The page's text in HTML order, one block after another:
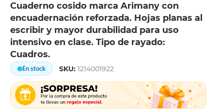
Cuaderno cosido marca Arimany con
encuadernación reforzada. Hojas planas al
escribir y mayor durabilidad para uso
intensivo en clase. Tipo de rayado:
Cuadros.
En stock SKU:1214001922